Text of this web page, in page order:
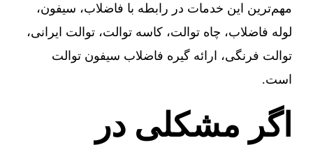
مهم‌ترین این خدمات در رابطه با فاضلاب، سیفون،
لوله فاضلاب، چاه توالت، کاسه توالت، توالت ایرانی،
توالت فرنگی، ارائه گیره فاضلاب سیفون توالت
است.
اگر مشکلی در